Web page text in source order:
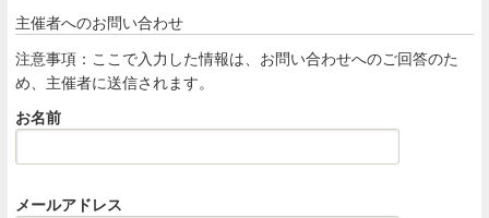
主催者へのお問い合わせ
注意事項：ここで入力した情報は、お問い合わせへのご回答のた
め、主催者に送信されます。
お名前
メールアドレス